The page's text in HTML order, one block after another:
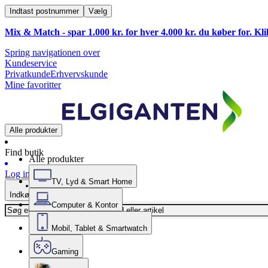
Indtast postnummer Vælg
Mix & Match - spar 1.000 kr. for hver 4.000 kr. du køber for.
Spring navigationen over
Kundeservice
PrivatkundeErhvervskunde
Mine favoritter
Alle produkter
Find butik
Log ind
Indkøbskurv
Alle produkter
TV, Lyd & Smart Home
Computer & Kontor
Mobil, Tablet & Smartwatch
Gaming